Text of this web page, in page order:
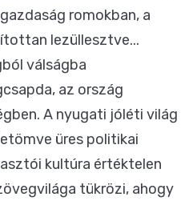
romokban, a
lezüllesztve...
válságba
az ország
A nyugati jóléti világ
üres politikai
kultúra értéktelen
tükrözi, ahogy